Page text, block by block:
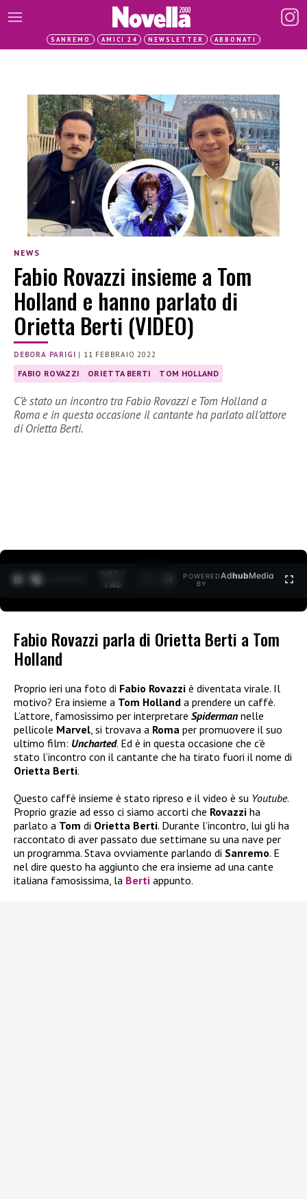
SANREMO AMICI 24 NEWSLETTER ABBONATI
NEWS
Fabio Rovazzi insieme a Tom
Holland e hanno parlato di
Orietta Berti (VIDEO)
DEBORA PARIGI | 11 FEBBRAIO 2022
FABIO ROVAZZI ORIETTA BERTI TOM HOLLAND
C’è stato un incontro tra Fabio Rovazzi e Tom Holland a
Roma e in questa occasione il cantante ha parlato all’attore
di Orietta Berti.
0:27 /
1:40
POWERED
BY
AdhubMedia
Fabio Rovazzi parla di Orietta Berti a Tom
Holland
Proprio ieri una foto di Fabio Rovazzi è diventata virale. Il
motivo? Era insieme a Tom Holland a prendere un caffè.
L’attore, famosissimo per interpretare Spiderman nelle
pellicole Marvel, si trovava a Roma per promuovere il suo
ultimo film: Uncharted. Ed è in questa occasione che c’è
stato l’incontro con il cantante che ha tirato fuori il nome di
Orietta Berti.
Questo caffè insieme è stato ripreso e il video è su Youtube.
Proprio grazie ad esso ci siamo accorti che Rovazzi ha
parlato a Tom di Orietta Berti. Durante l’incontro, lui gli ha
raccontato di aver passato due settimane su una nave per
un programma. Stava ovviamente parlando di Sanremo. E
nel dire questo ha aggiunto che era insieme ad una cante
italiana famosissima, la Berti appunto.